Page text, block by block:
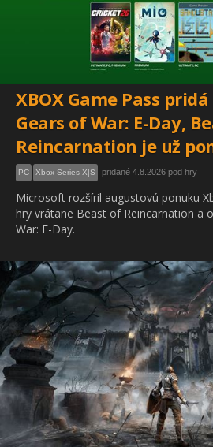
XBOX Game Pass
Gears of War: E-Day,
Reincarnation je už
PC Xbox Series X|S pridané 4.8.2026 pod hry
Microsoft rozšíril augustovú ponuku
hry vrátane Beast of Reincarnation a
War: E-Day.